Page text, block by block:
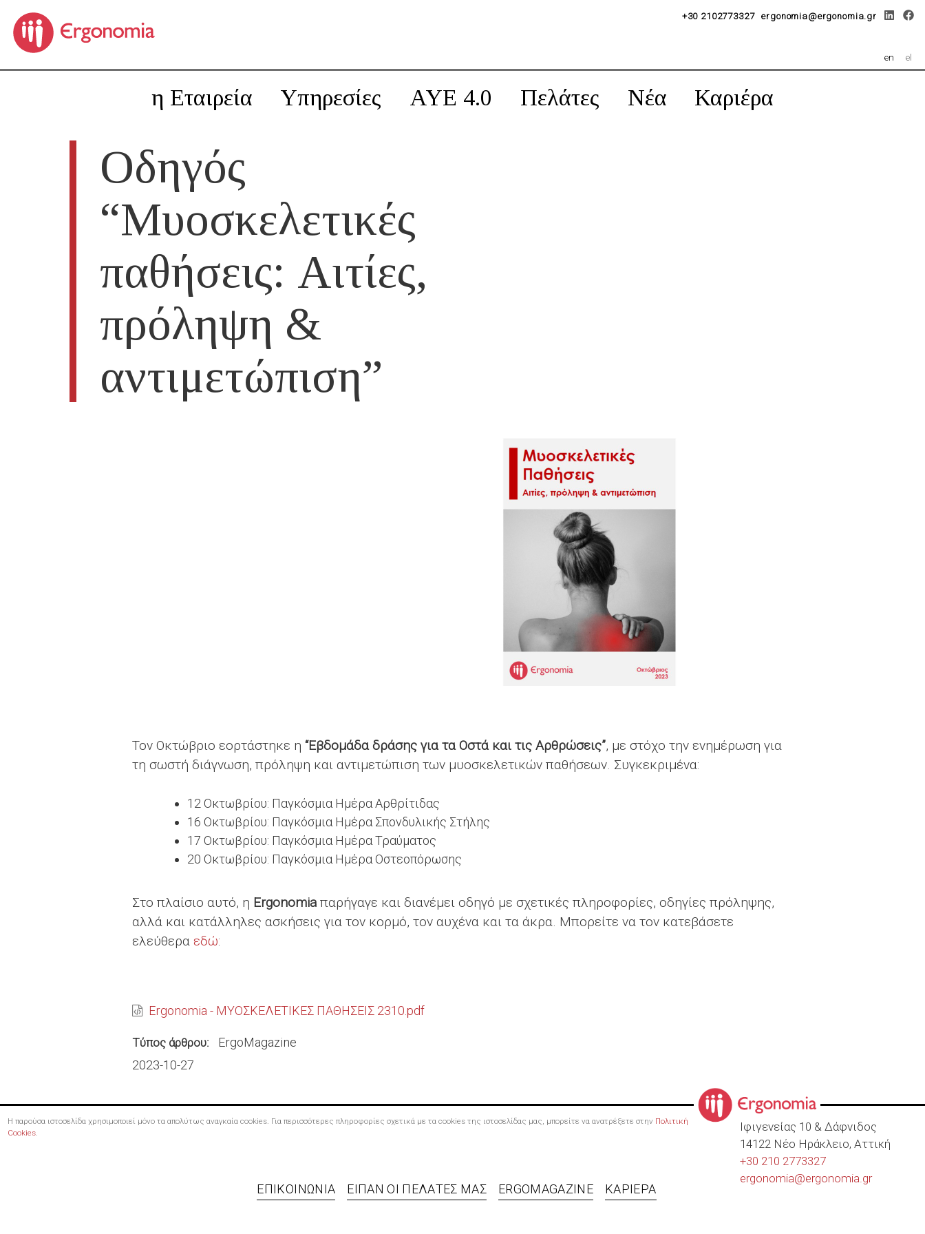
+30 2102773327 ergonomia@ergonomia.gr
en el
η Εταιρεία Υπηρεσίες AYE 4.0 Πελάτες Νέα Καριέρα
Οδηγός
“Μυοσκελετικές
παθήσεις: Αιτίες,
πρόληψη &
αντιμετώπιση”
Τον Οκτώβριο εορτάστηκε η “Εβδομάδα δράσης για τα Οστά και τις Αρθρώσεις”, με στόχο την ενημέρωση για
τη σωστή διάγνωση, πρόληψη και αντιμετώπιση των μυοσκελετικών παθήσεων. Συγκεκριμένα:
12 Οκτωβρίου: Παγκόσμια Ημέρα Αρθρίτιδας
16 Οκτωβρίου: Παγκόσμια Ημέρα Σπονδυλικής Στήλης
17 Οκτωβρίου: Παγκόσμια Ημέρα Τραύματος
20 Οκτωβρίου: Παγκόσμια Ημέρα Οστεοπόρωσης
Στο πλαίσιο αυτό, η Ergonomia παρήγαγε και διανέμει οδηγό με σχετικές πληροφορίες, οδηγίες πρόληψης,
αλλά και κατάλληλες ασκήσεις για τον κορμό, τον αυχένα και τα άκρα. Μπορείτε να τον κατεβάσετε
ελεύθερα εδώ:
Ergonomia - ΜΥΟΣΚΕΛΕΤΙΚΕΣ ΠΑΘΗΣΕΙΣ 2310.pdf
Τύπος άρθρου
ErgoMagazine
2023-10-27
Ιφιγενείας 10 & Δάφνιδος
14122 Νέο Ηράκλειο, Αττική
+30 210 2773327
ergonomia@ergonomia.gr
Η παρούσα ιστοσελίδα χρησιμοποιεί μόνο τα απολύτως αναγκαία cookies. Για περισσότερες πληροφορίες σχετικά με τα cookies της ιστοσελίδας μας, μπορείτε να ανατρέξετε στην Πολιτική
Cookies.
ΕΠΙΚΟΙΝΩΝΊΑ ΕΊΠΑΝ ΟΙ ΠΕΛΆΤΕΣ ΜΑΣ ERGOMAGAZINE ΚΑΡΙΈΡΑ